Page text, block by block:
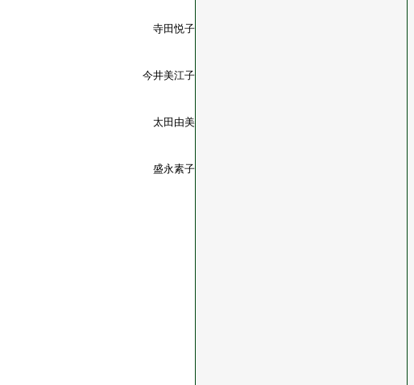
寺田悦子
今井美江子
太田由美
盛永素子